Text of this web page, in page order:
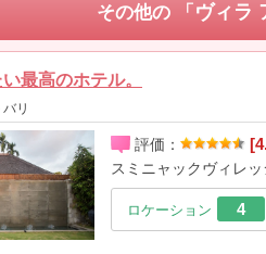
その他の 「 ヴィラ
最高のホテル。
リ
評価：
スミニャックヴィレ
ロケーション 4